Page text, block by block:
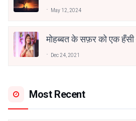
May 12, 2024
मोहब्बत के सफ़र को एक
Dec 24, 2021
Most Recent